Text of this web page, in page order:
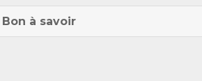
Bon à savoir